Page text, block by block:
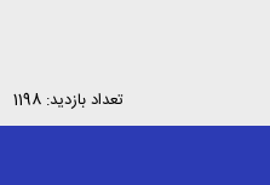
تعداد بازدید: 1198